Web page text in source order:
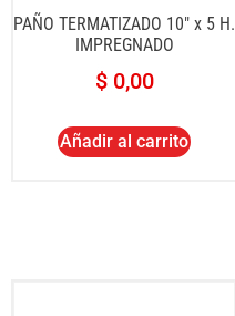
PAÑO TERMATIZADO 10″ x 5 H.
IMPREGNADO
$0,00
Añadir al carrito